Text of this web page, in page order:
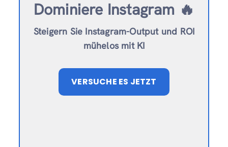
Dominiere Instagram 🔥
Steigern Sie Instagram-Output und ROI
mühelos mit KI
VERSUCHE ES JETZT